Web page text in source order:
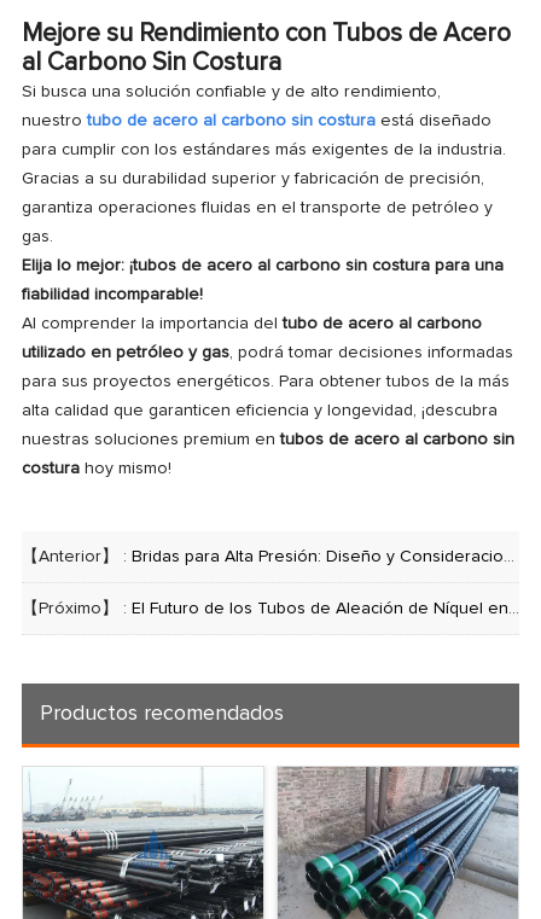
Mejore su Rendimiento con Tubos de Acero
al Carbono Sin Costura
Si busca una solución confiable y de alto rendimiento,
nuestrotubo de acero al carbono sin costuraestá diseñado
para cumplir con los estándares más exigentes de la industria.
Gracias a su durabilidad superior y fabricación de precisión,
garantiza operaciones fluidas en el transporte de petróleo y
gas.
Elija lo mejor: ¡tubos de acero al carbono sin costura para una
fiabilidad incomparable!
Al comprender la importancia deltubo de acero al carbono
utilizado en petróleo y gas, podrá tomar decisiones informadas
para sus proyectos energéticos. Para obtener tubos de la más
alta calidad que garanticen eficiencia y longevidad, ¡descubra
nuestras soluciones premium entubos de acero al carbono sin
costurahoy mismo!
【Anterior】 : Bridas para Alta Presión: Diseño y Consideraciones de Seguridad
【Próximo】 : El Futuro de los Tubos de Aleación de Níquel en Energías Renovables (Hidrógeno, Solar, Nuclear)
Productos recomendados